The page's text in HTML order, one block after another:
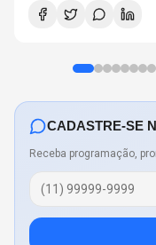
CADASTRE-SE
Receba programação,